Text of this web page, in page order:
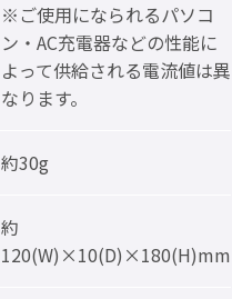
※ご使用になられるパソコ
ン・AC充電器などの性能に
よって供給される電流値は異
なります。
約30g
約
120(W)×10(D)×180(H)mm